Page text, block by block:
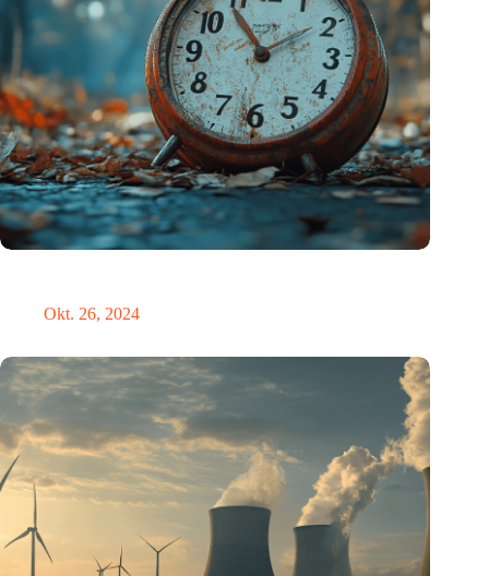
Okt. 26, 2024